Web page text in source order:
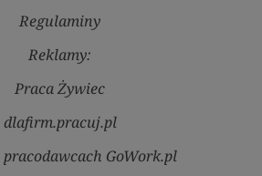
Regulaminy
Reklamy:
Praca Żywiec
dlafirm.pracuj.pl
GoWork.pl